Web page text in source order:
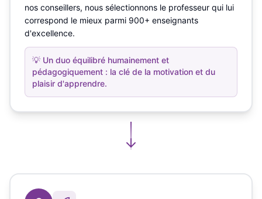
nos conseillers, nous sélectionnons le professeur qui lui
correspond le mieux parmi 900+ enseignants
d'excellence.
💡 Un duo équilibré humainement et
pédagogiquement : la clé de la motivation et du
plaisir d'apprendre.